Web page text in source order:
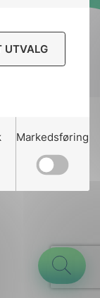
UTVALG
Markedsføring